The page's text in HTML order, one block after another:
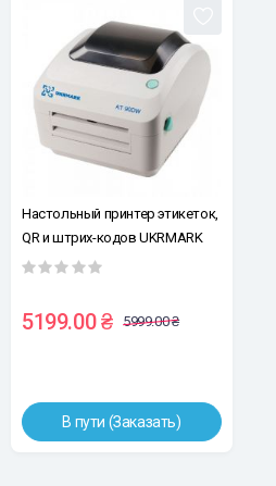
Настольный принтер этикеток,
QR и штрих-кодов UKRMARK
AT90DW/USB. Принтер прямого
5199.00 ₴ 5999.00 ₴
В пути (Заказать)